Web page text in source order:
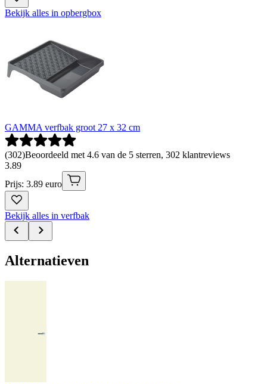
Bekijk alles in opbergbox
GAMMA verfbak groot 27 x 32 cm
(302)Beoordeeld met 4.6 van de 5 sterren, 302 klantreviews
3.89
Prijs: 3.89 euro
Bekijk alles in verfbak
Alternatieven